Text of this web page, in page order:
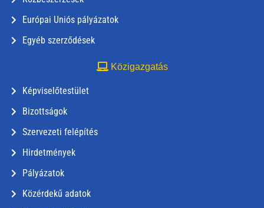
Európai Uniós pályázatok
Egyéb szerződések
Közigazgatás
Képviselőtestület
Bizottságok
Szervezeti felépítés
Hirdetmények
Pályázatok
Közérdekű adatok